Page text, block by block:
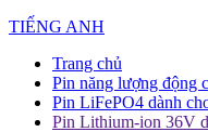
TIẾNG ANH
Trang chủ
Pin năng lượng động
Pin LiFePO4 dành
Pin Lithium-ion 36V